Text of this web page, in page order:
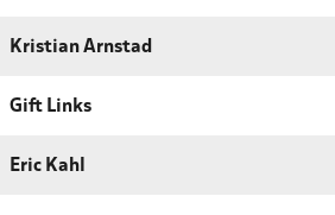
Kristian Arnstad
Gift Links
Eric Kahl